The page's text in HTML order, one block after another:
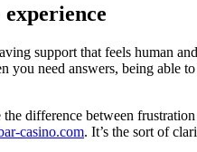
support that feels human
you need answers, being able
difference between
casino.com. It’s the sort of